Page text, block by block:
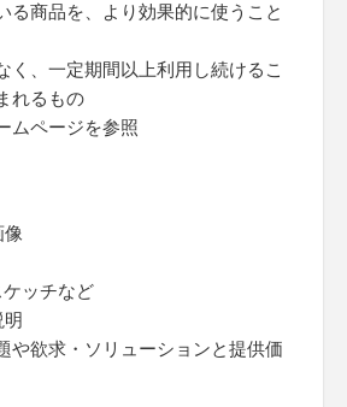
る商品を、より効果的に使うこと
く、一定期間以上利用し続けるこ
れるもの
ムページを参照
像
ッチなど
や欲求・ソリューションと提供価